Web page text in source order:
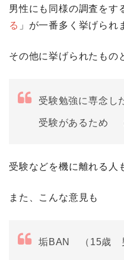
男性にも同様の調査をす
る 」が一番多く挙げられ
その他に挙げられたもの
受験勉強に専念
受験があるため
受験などを機に離れる人
また、こんな意見も
垢BAN （15歳